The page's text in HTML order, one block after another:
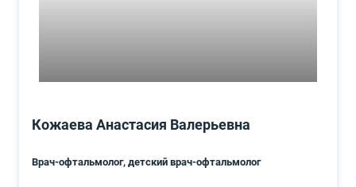
Кожаева Анастасия Валерьевна
Врач-офтальмолог, детский врач-офтальмолог